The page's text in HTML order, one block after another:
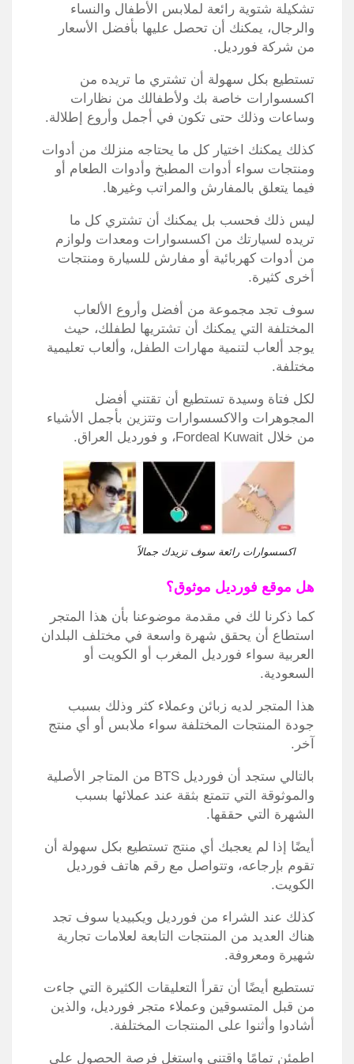
تشكيلة شتوية رائعة لملابس الأطفال والنساء
والرجال، يمكنك أن تحصل عليها بأفضل الأسعار
من شركة فورديل.
تستطيع بكل سهولة أن تشتري ما تريده من
اكسسوارات خاصة بك ولأطفالك من نظارات
وساعات وذلك حتى تكون في أجمل وأروع إطلالة.
كذلك يمكنك اختيار كل ما يحتاجه منزلك من أدوات
ومنتجات سواء أدوات المطبخ وأدوات الطعام أو
فيما يتعلق بالمفارش والمراتب وغيرها.
ليس ذلك فحسب بل يمكنك أن تشتري كل ما
تريده لسيارتك من اكسسوارات ومعدات ولوازم
من أدوات كهربائية أو مفارش للسيارة ومنتجات
أخرى كثيرة.
سوف تجد مجموعة من أفضل وأروع الألعاب
المختلفة التي يمكنك أن تشتريها لطفلك، حيث
يوجد ألعاب لتنمية مهارات الطفل، وألعاب تعليمية
مختلفة.
لكل فتاة وسيدة تستطيع أن تقتني أفضل
المجوهرات والاكسسوارات وتتزين بأجمل الأشياء
من خلال Fordeal Kuwait، و فورديل العراق.
اكسسوارات رائعة سوف تزيدك جمالاً
هل موقع فورديل موثوق؟
كما ذكرنا لك في مقدمة موضوعنا بأن هذا المتجر
استطاع أن يحقق شهرة واسعة في مختلف البلدان
العربية سواء فورديل المغرب أو الكويت أو
السعودية.
هذا المتجر لديه زبائن وعملاء كثر وذلك بسبب
جودة المنتجات المختلفة سواء ملابس أو أي منتج
آخر.
بالتالي ستجد أن فورديل BTS من المتاجر الأصلية
والموثوقة التي تتمتع بثقة عند عملائها بسبب
الشهرة التي حققها.
أيضًا إذا لم يعجبك أي منتج تستطيع بكل سهولة أن
تقوم بإرجاعه، وتتواصل مع رقم هاتف فورديل
الكويت.
كذلك عند الشراء من فورديل ويكبيديا سوف تجد
هناك العديد من المنتجات التابعة لعلامات تجارية
شهيرة ومعروفة.
تستطيع أيضًا أن تقرأ التعليقات الكثيرة التي جاءت
من قبل المتسوقين وعملاء متجر فورديل، والذين
أشادوا وأثنوا على المنتجات المختلفة.
اطمئن تمامًا واقتني واستغل فرصة الحصول على